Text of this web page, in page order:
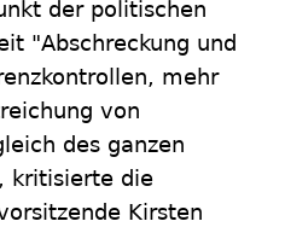
der politischen
"Abschreckung und
mehr
von
des ganzen
kritisierte die
Kirsten